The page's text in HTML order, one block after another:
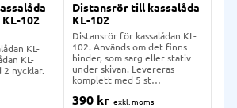
102
KL-
KL-
2 nycklar.
Distansrör till kassalåda
KL-102
Distansrör för kassalådan KL-
102. Används om det finns
hinder, som sarg eller stativ
under skivan. Levereras
komplett med 5 st
390 kr